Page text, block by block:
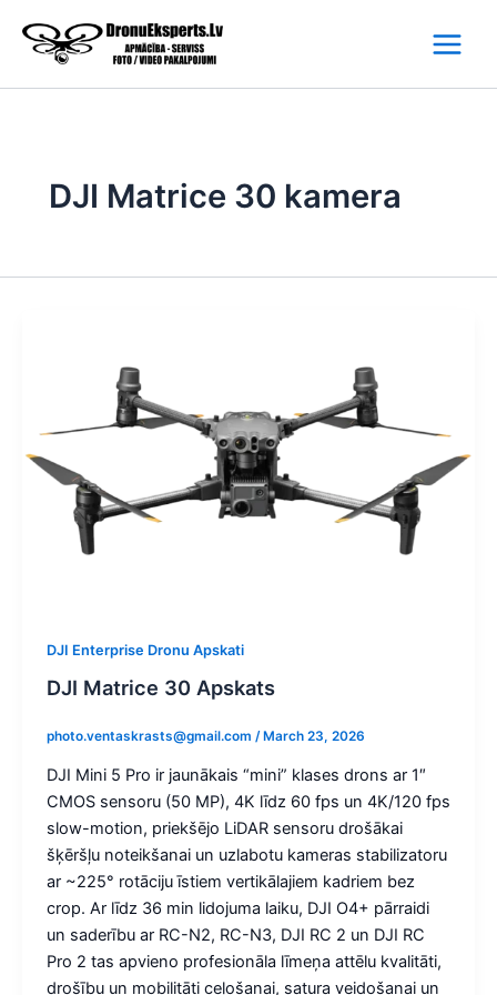
content
DJI Matrice 30 kamera
DJI Enterprise Dronu Apskati
DJI Matrice 30 Apskats
photo.ventaskrasts@gmail.com / March 23, 2026
DJI Mini 5 Pro ir jaunākais “mini” klases drons ar 1″
CMOS sensoru (50 MP), 4K līdz 60 fps un 4K/120 fps
slow-motion, priekšējo LiDAR sensoru drošākai
šķēršļu noteikšanai un uzlabotu kameras stabilizatoru
ar ~225° rotāciju īstiem vertikālajiem kadriem bez
crop. Ar līdz 36 min lidojuma laiku, DJI O4+ pārraidi
un saderību ar RC-N2, RC-N3, DJI RC 2 un DJI RC
Pro 2 tas apvieno profesionāla līmeņa attēlu kvalitāti,
drošību un mobilitāti ceļošanai, satura veidošanai un